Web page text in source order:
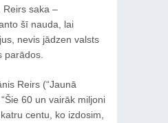
Reirs saka –
šī nauda, lai
nevis jādzen valsts
parādos.
Reirs (“Jaunā
60 un vairāk miljoni
centu, ko izdosim,